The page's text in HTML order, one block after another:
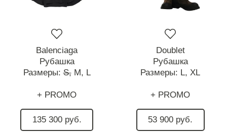
Balenciaga
Рубашка
Размеры:S, M, L
+ PROMO
135 300 руб.
Doublet
Рубашка
Размеры: L, XL
+ PROMO
53 900 руб.